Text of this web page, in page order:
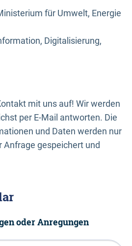
für Umwelt, Energie
Digitalisierung,
mit uns auf! Wir werden
per E-Mail antworten. Die
und Daten werden nur
Anfrage gespeichert und
oder Anregungen